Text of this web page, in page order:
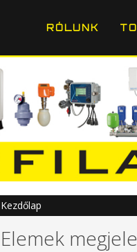
RÓLUNK
Kezdőlap
Elemek